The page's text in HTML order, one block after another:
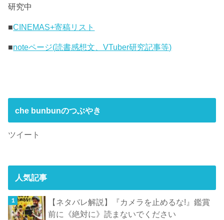
研究中
■CINEMAS+寄稿リスト
■noteページ(読書感想文、VTuber研究記事等)
che bunbunのつぶやき
ツイート
人気記事
【ネタバレ解説】『カメラを止めるな!』鑑賞
前に《絶対に》読まないでください